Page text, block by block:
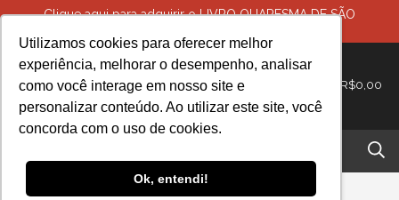
Utilizamos cookies para oferecer melhor
experiência, melhorar o desempenho, analisar
como você interage em nosso site e
personalizar conteúdo. Ao utilizar este site, você
concorda com o uso de cookies.
Ok, entendi!
Clique aqui para adquirir o LIVRO QUARESMA DE SÃO
R$0,00